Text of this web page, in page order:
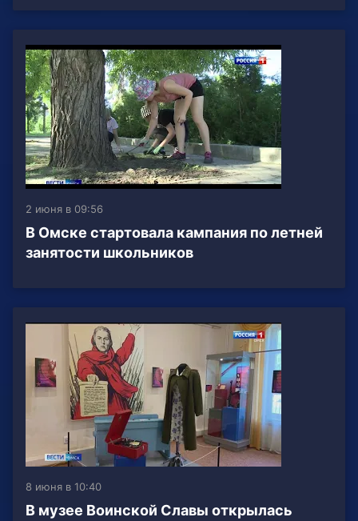
2 июня в 09:56
В Омске стартовала кампания по летней
занятости школьников
8 июня в 10:40
В музее Воинской Славы открылась